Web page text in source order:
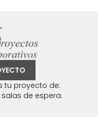
tu proyecto de:
de espera.